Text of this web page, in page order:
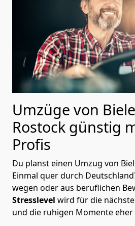
Umzüge von
Rostock günstig
Profis
Du planst einen Umzug von
Einmal quer durch
wegen oder aus beruflichen
Stresslevel wird für die
und die ruhigen Momente